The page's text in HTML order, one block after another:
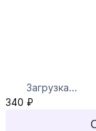
Загрузка...
340 ₽